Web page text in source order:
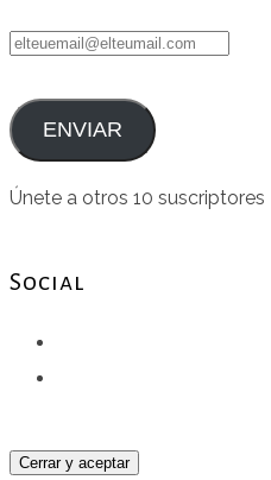
elteuemail@elteumail.com
ENVIAR
Únete a otros 10 suscriptores
Social